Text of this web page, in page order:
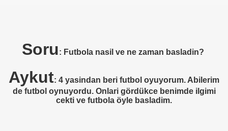
Soru: Futbola nasil ve ne zaman basladin?
Aykut: 4 yasindan beri futbol oyuyorum. Abilerim
de futbol oynuyordu. Onlari gördükce benimde ilgimi
cekti ve futbola öyle basladim.